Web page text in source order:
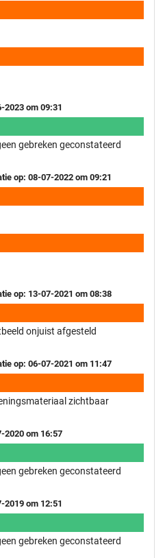
2023 om 09:31
gebreken geconstateerd
op: 08-07-2022 om 09:21
op: 13-07-2021 om 08:38
onjuist afgesteld
op: 06-07-2021 om 11:47
zichtbaar
2020 om 16:57
gebreken geconstateerd
2019 om 12:51
gebreken geconstateerd